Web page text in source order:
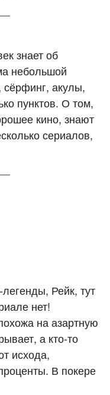
знает об
небольшой
сёрфинг, акулы,
пунктов. О том,
кино, знают
сериалов,
Рейк, тут
нет!
на азартную
а кто-то
исхода,
В покере